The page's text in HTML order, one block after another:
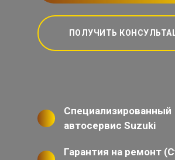
ПОЛУЧИТЬ
Специализированный
автосервис Suzuki
Гарантия на ремонт